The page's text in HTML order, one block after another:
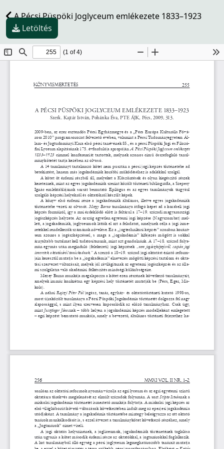
A Pécsi Püspöki Joglyceum emlékezete 1833–1923
Letöltés